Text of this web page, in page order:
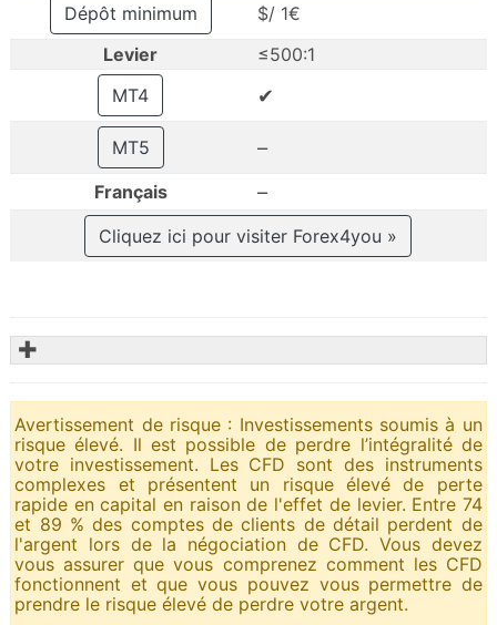
Dépôt minimum
$/ 1€
Levier
≤500:1
MT4
✔
MT5 –
Français –
Cliquez ici pour visiter Forex4you »
✚
Avertissement de risque : Investissements soumis à un
risque élevé. Il est possible de perdre l’intégralité de
votre investissement. Les CFD sont des instruments
complexes et présentent un risque élevé de perte
rapide en capital en raison de l'effet de levier. Entre 74
et 89 % des comptes de clients de détail perdent de
l'argent lors de la négociation de CFD. Vous devez
vous assurer que vous comprenez comment les CFD
fonctionnent et que vous pouvez vous permettre de
prendre le risque élevé de perdre votre argent.